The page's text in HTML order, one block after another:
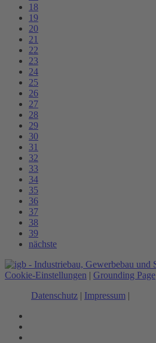
18
19
20
21
22
23
24
25
26
27
28
29
30
31
32
33
34
35
36
37
38
39
nächste
Cookie-Einstellungen | Grounding Page
Datenschutz | Impressum |